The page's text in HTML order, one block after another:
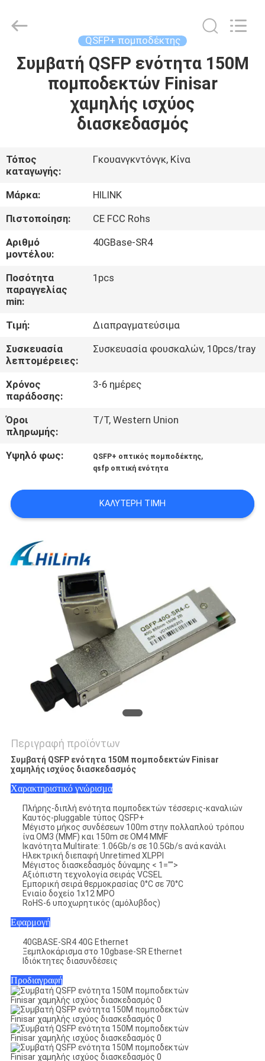
ΣΠΊΤΙ
ΠΡΟΪΌΝΤΑ
ΜΕ
ΕΜΆΣ
ΕΠΙΣΚΕΨΉ
ΕΡΓΟΣΤΑΣΊΟΥ
ΈΛΕΓΧΟΣ
ΠΟΙΌΤΗΤΑΣ
ΕΠΙΚΟΙΝΩΝΉΣΤΕ
ΜΑΖΊ
ΕΙΔΉΣΕΙΣ
ΥΠΟΘΈΣΕΙΣ
ΖΗΤΉΣΤΕ
ΠΡΟΣΦΟΡΆ
SITEMAP
ΠΟΛΙΤΙΚΉ
ΑΠΟΡΡΉΤΟΥ
Technology
Co.,Ltd..
QSFP+ πομποδέκτης
Συμβατή QSFP ενότητα 150M
πομποδεκτών Finisar
χαμηλής ισχύος
διασκεδασμός
Τόπος
καταγωγής:
Γκουανγκντόνγκ, Κίνα
Μάρκα:
HILINK
Πιστοποίηση:
CE FCC Rohs
Αριθμό
μοντέλου:
40GBase-SR4
Ποσότητα
παραγγελίας
min:
1pcs
Τιμή:
Διαπραγματεύσιμα
Συσκευασία
λεπτομέρειες:
Συσκευασία φουσκαλών, 10pcs/tray
Χρόνος
παράδοσης:
3-6 ημέρες
Όροι
πληρωμής:
T/T, Western Union
Υψηλό φως: QSFP+ οπτικός πομποδέκτης,
qsfp οπτική ενότητα
ΚΑΛΎΤΕΡΗ ΤΙΜΉ
Περιγραφή προϊόντων
Συμβατή QSFP ενότητα 150M πομποδεκτών Finisar
χαμηλής ισχύος διασκεδασμός
Χαρακτηριστικό γνώρισμα
Πλήρης-διπλή ενότητα πομποδεκτών τέσσερις-καναλιών
Καυτός-pluggable τύπος QSFP+
Μέγιστο μήκος συνδέσεων 100m στην πολλαπλού τρόπου
ίνα OM3 (MMF) και 150m σε OM4 MMF
Ικανότητα Multirate: 1.06Gb/s σε 10.5Gb/s ανά κανάλι
Ηλεκτρική διεπαφή Unretimed XLPPI
Μέγιστος διασκεδασμός δύναμης < 1="">
Αξιόπιστη τεχνολογία σειράς VCSEL
Εμπορική σειρά θερμοκρασίας 0°C σε 70°C
Ενιαίο δοχείο 1x12 MPO
RoHS-6 υποχωρητικός (αμόλυβδος)
Εφαρμογή
40GBASE-SR4 40G Ethernet
Ξεμπλοκάρισμα στο 10gbase-SR Ethernet
Ιδιόκτητες διασυνδέσεις
Προδιαγραφή